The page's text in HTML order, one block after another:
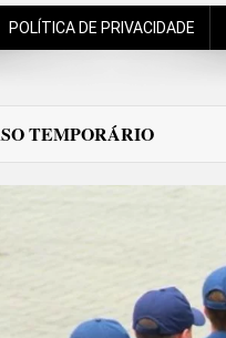
POLÍTICA DE PRIVACIDADE
TEMPORÁRIO